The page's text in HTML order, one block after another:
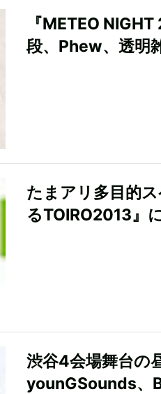
『METEO
段、Phew、透明
たまアリ多目的
るTOIRO2013』
渋谷4会場舞台の
younGSounds、